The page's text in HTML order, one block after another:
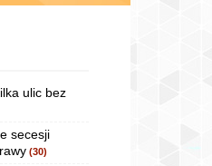
ulic bez
secesji
(30)